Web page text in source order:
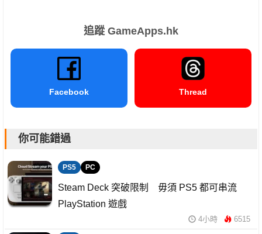
追蹤 GameApps.hk
Facebook Thread
你可能錯過
PS5 PC
Steam Deck 突破限制 毋須 PS5 都可串流
PlayStation 遊戲
4小時 6515